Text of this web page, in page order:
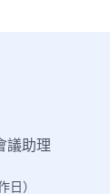
議助理
）